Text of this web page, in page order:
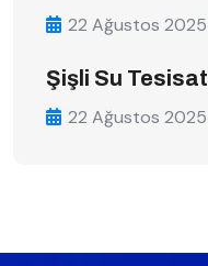
22 Ağustos 2025
Şişli Su
22 Ağustos 2025